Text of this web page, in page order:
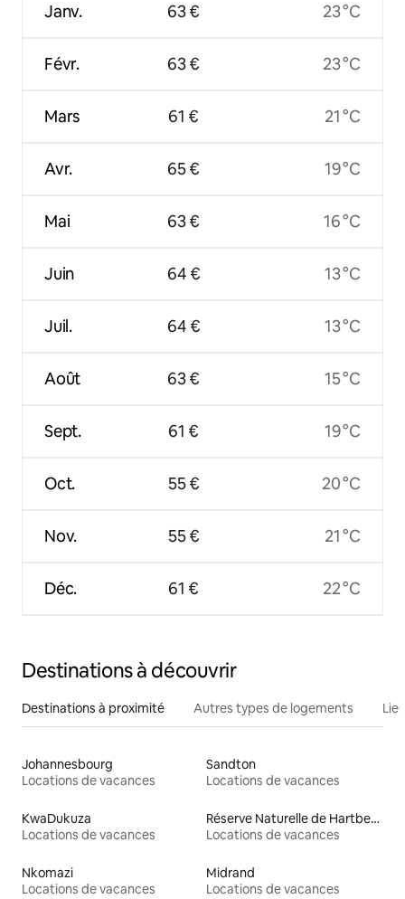
Janv.
Févr.
Mars
Avr.
Mai
Juin
Juil.
Août
Sept.
Oct.
Nov.
Déc.
63 €
63 €
61 €
65 €
63 €
64 €
64 €
63 €
61 €
55 €
55 €
61 €
23 °C
23 °C
21 °C
19 °C
16 °C
13 °C
13 °C
15 °C
19 °C
20 °C
21 °C
22 °C
Destinations à découvrir
Destinations à proximité Autres types de logements
Johannesbourg
Locations de vacances
Sandton
Locations de vacances
KwaDukuza
Locations de vacances
Réserve Naturelle de Hartbeespoort
Locations de vacances
Nkomazi
Locations de vacances
Midrand
Locations de vacances